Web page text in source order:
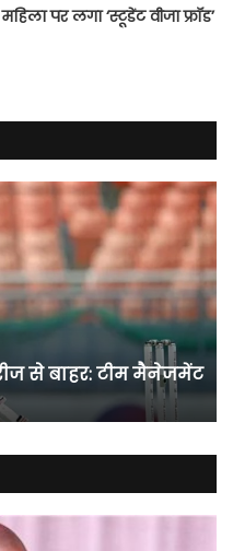
पर लगा ‘स्टूडेंट वीजा फ्रॉड’
से बाहर: टीम मैनेजमेंट